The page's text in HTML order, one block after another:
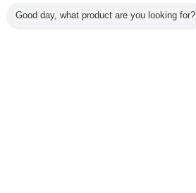
Good day, what product are you looking for?